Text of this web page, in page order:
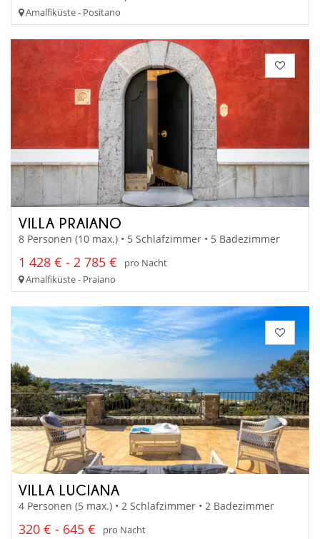
Amalfiküste - Positano
VILLA PRAIANO
8 Personen (10 max.) • 5 Schlafzimmer • 5 Badezimmer
1 428 € - 2 785 €
pro Nacht
Amalfiküste - Praiano
VILLA LUCIANA
4 Personen (5 max.) • 2 Schlafzimmer • 2 Badezimmer
320 € - 645 €
pro Nacht